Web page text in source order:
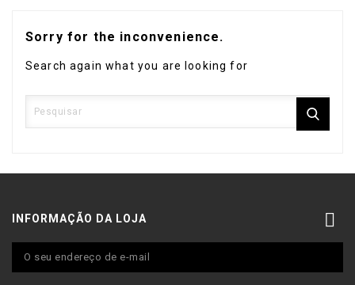
Sorry for the inconvenience.
Search again what you are looking for
INFORMAÇÃO DA LOJA 